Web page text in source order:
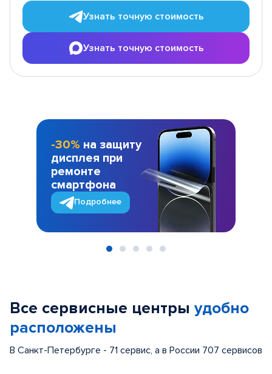
Узнать точную стоимость
Узнать точную стоимость
-30% на защиту
дисплея при
ремонте
смартфона
Подробнее
Все сервисные центры удобно
расположены
В Санкт-Петербурге - 71 сервис, а в России 707 сервисов